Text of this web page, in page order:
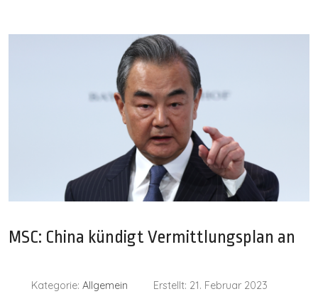
MSC: China kündigt Vermittlungsplan an
Kategorie: Allgemein
Erstellt: 21. Februar 2023